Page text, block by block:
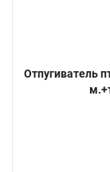
Отпугиватель